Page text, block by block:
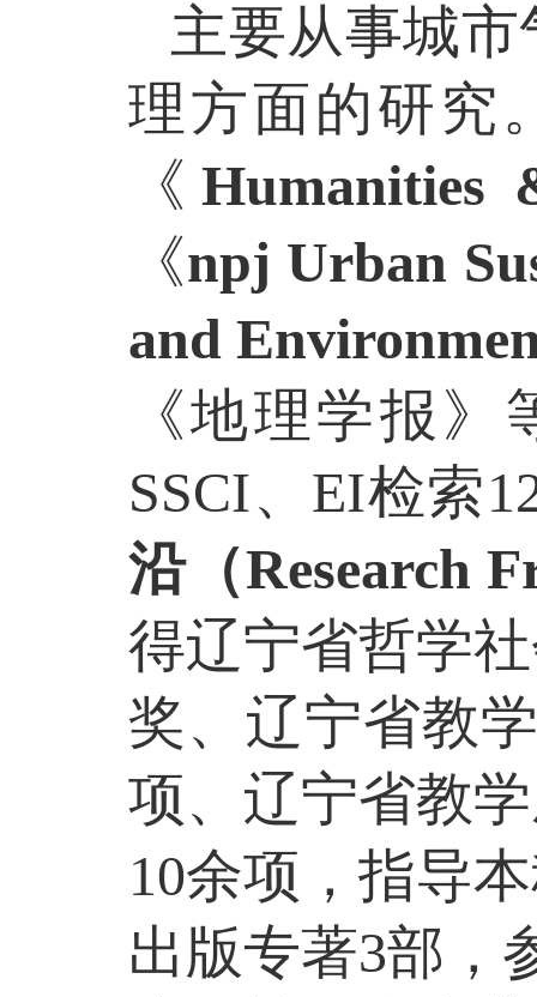
主要从事城
理方面的研究
《 Humanities
《npj Urban
and
《地理学报
SSCI、 EI检索
沿（Research
得辽宁省哲学
奖、辽宁省教
项、辽宁省教
10余项，指导
出版专著3部，